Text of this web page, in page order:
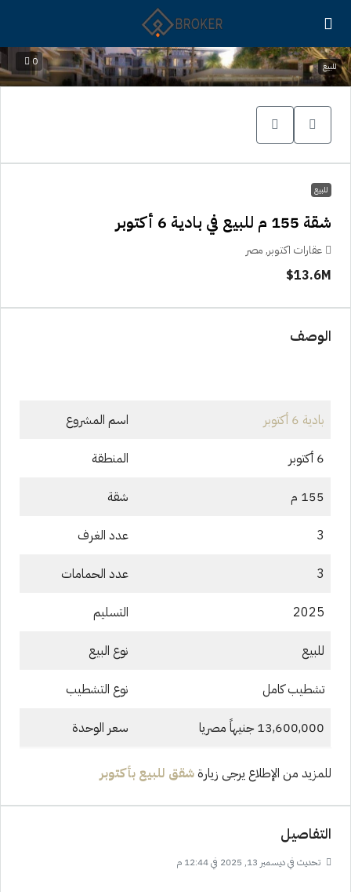
0 للبيع
للبيع
شقة 155 م للبيع في بادية 6 أكتوبر
عقارات اكتوبر, مصر
13.6M$
الوصف
بادية 6 أكتوبر اسم المشروع
6 أكتوبر المنطقة
155 م شقة
3 عدد الغرف
3 عدد الحمامات
2025 التسليم
للبيع نوع البيع
تشطيب كامل نوع التشطيب
13,600,000 جنيهاً مصريا سعر الوحدة
للمزيد من الإطلاع يرجى زيارةشقق للبيع بأكتوبر
التفاصيل
تحديث في ديسمبر 13, 2025 في 12:44 م